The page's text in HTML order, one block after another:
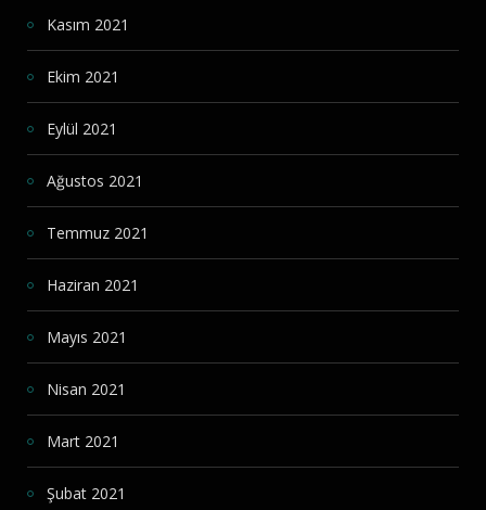
Kasım 2021
Ekim 2021
Eylül 2021
Ağustos 2021
Temmuz 2021
Haziran 2021
Mayıs 2021
Nisan 2021
Mart 2021
Şubat 2021